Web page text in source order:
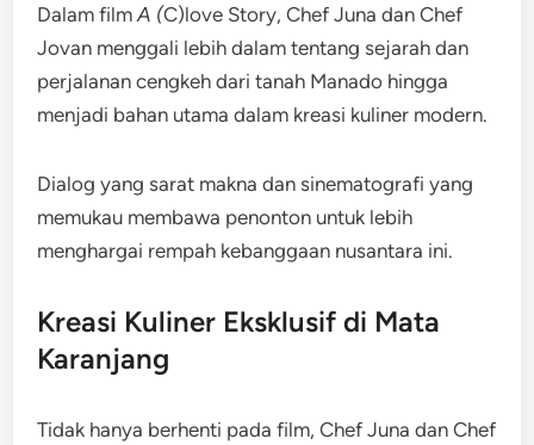
Dalam filmA (C)love Story, Chef Juna dan Chef
Jovan menggali lebih dalam tentang sejarah dan
perjalanan cengkeh dari tanah Manado hingga
menjadi bahan utama dalam kreasi kuliner modern.
Dialog yang sarat makna dan sinematografi yang
memukau membawa penonton untuk lebih
menghargai rempah kebanggaan nusantara ini.
Kreasi Kuliner Eksklusif di Mata
Karanjang
Tidak hanya berhenti pada film, Chef Juna dan Chef